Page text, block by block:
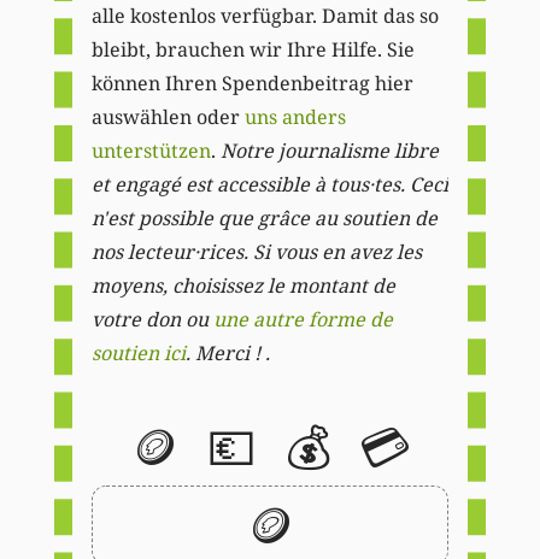
alle kostenlos verfügbar. Damit das so
bleibt, brauchen wir Ihre Hilfe. Sie
können Ihren Spendenbeitrag hier
auswählen oderuns anders
unterstützen. Notre journalisme libre
et engagé est accessible à tous·tes. Ceci
n'est possible que grâce au soutien de
nos lecteur·rices. Si vous en avez les
moyens, choisissez le montant de
votre don ou une autre forme de
soutien ici. Merci ! .
🪙 💶 💰 💳
🪙